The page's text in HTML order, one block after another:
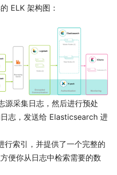
ELK 架构图：
源采集日志，然后进行预处
志，发送给 Elasticsearch 进
索引，并提供了一个完整的
便你从日志中检索需要的数